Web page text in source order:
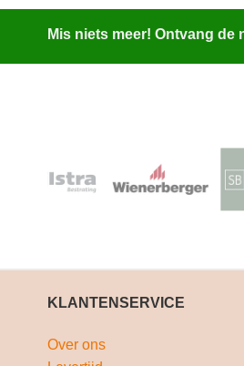
Mis niets meer! Ontvang
KLANTENSERVICE
Over ons